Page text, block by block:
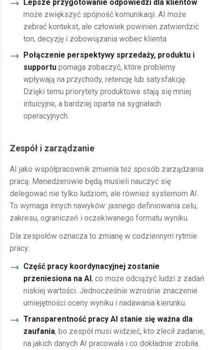
Lepsze przygotowanie odpowiedzi dla klientów
może zwiększyć spójność komunikacji. AI może
zebrać kontekst, ale człowiek powinien zatwierdzić
ton, decyzję i zobowiązania wobec klienta.
Połączenie perspektywy sprzedaży, produktu i
supportu pomaga zobaczyć, które problemy
wpływają na przychody, retencję lub satysfakcję.
Dzięki temu priorytety produktowe stają się mniej
intuicyjne, a bardziej oparte na sygnałach
operacyjnych.
Zespół i zarządzanie
AI jako współpracownik zmienia też sposób zarządzania
pracą. Menedżerowie będą musieli nauczyć się
delegować nie tylko ludziom, ale również systemom AI.
To wymaga innych nawyków: jasnego definiowania celu,
zakresu, ograniczeń i oczekiwanego formatu wyniku.
Dla zespołów oznacza to zmianę w codziennym rytmie
pracy:
Część pracy koordynacyjnej zostanie
przeniesiona na AI, co może odciążyć ludzi z zadań
niskiej wartości. Jednocześnie wzrośnie znaczenie
umiejętności oceny wyniku i nadawania kierunku.
Transparentność pracy AI stanie się ważna dla
zaufania, bo zespół musi widzieć, kto zlecił zadanie,
na jakich danych AI pracowała i co dokładnie zrobiła.